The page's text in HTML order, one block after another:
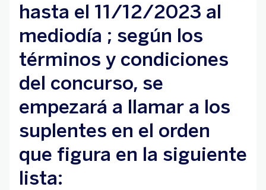
hasta el 11/12/2023 al
mediodía ; según los
términos y condiciones
del concurso, se
empezará a llamar a los
suplentes en el orden
que figura en la siguiente
lista: